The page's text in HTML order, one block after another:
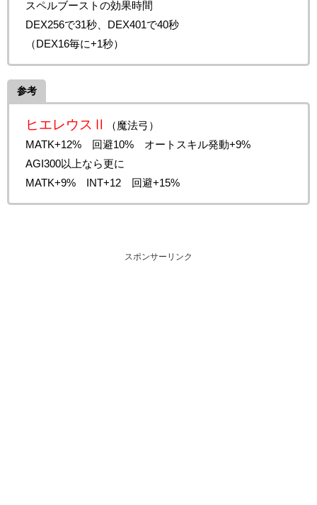
スペルブーストの効果時間
DEX256で31秒、DEX401で40秒
（DEX16毎に+1秒）
参考
ヒエレウスⅡ
（魔法弓）
MATK+12% 回避10% オートスキル発動+9%
AGI300以上なら更に
MATK+9% INT+12 回避+15%
スポンサーリンク